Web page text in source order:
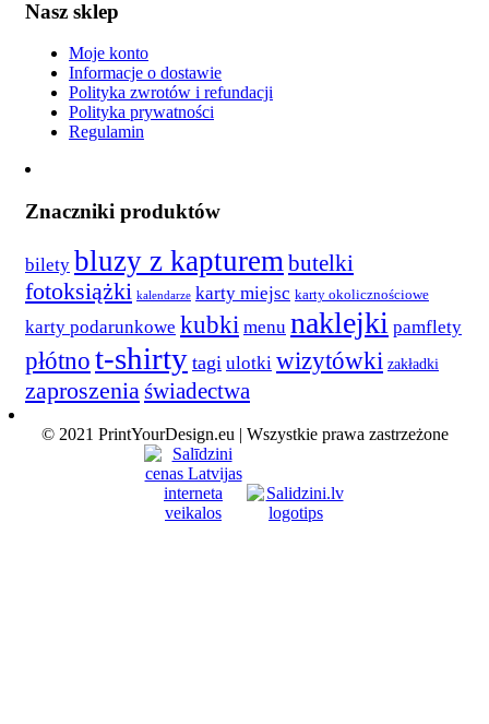
Nasz sklep
Moje konto
Informacje o dostawie
Polityka zwrotów i refundacji
Polityka prywatności
Regulamin
Znaczniki produktów
bilety bluzy z kapturem butelki
fotoksiążki kalendarze karty miejsc karty okolicznościowe
karty podarunkowe kubki menu naklejki pamflety
płótnot-shirty tagi ulotki wizytówki zakładki
zaproszenia świadectwa
© 2021 PrintYourDesign.eu | Wszystkie prawa zastrzeżone